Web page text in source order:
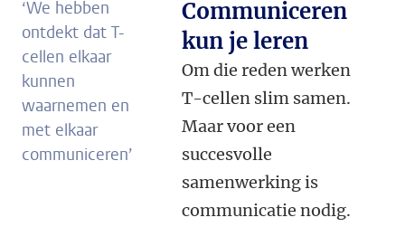
‘We hebben
ontdekt dat T-
cellen elkaar
kunnen
waarnemen en
met elkaar
communiceren’
Communiceren
kun je leren
Om die reden werken
T-cellen slim samen.
Maar voor een
succesvolle
samenwerking is
communicatie nodig.